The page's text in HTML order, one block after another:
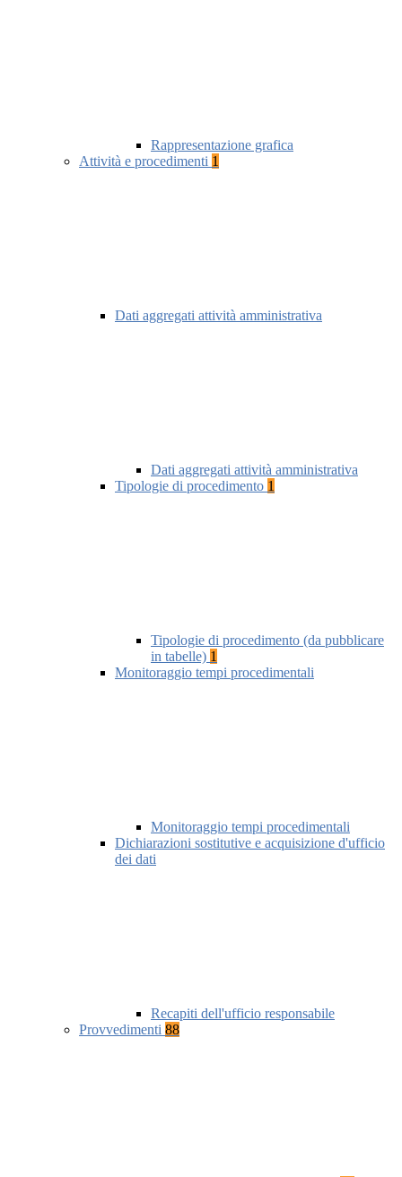
Rappresentazione grafica
Attività e procedimenti 1
Dati aggregati attività amministrativa
Dati aggregati attività amministrativa
Tipologie di procedimento 1
Tipologie di procedimento (da pubblicare
in tabelle) 1
Monitoraggio tempi procedimentali
Monitoraggio tempi procedimentali
Dichiarazioni sostitutive e acquisizione d'ufficio
dei dati
Recapiti dell'ufficio responsabile
Provvedimenti 88